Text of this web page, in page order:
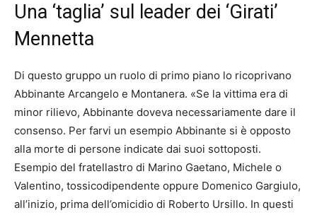
Una ‘taglia’ sul leader dei ‘Girati’
Mennetta
Di questo gruppo un ruolo di primo piano lo ricoprivano
Abbinante Arcangelo e Montanera. «Se la vittima era di
minor rilievo, Abbinante doveva necessariamente dare il
consenso. Per farvi un esempio Abbinante si è opposto
alla morte di persone indicate dai suoi sottoposti.
Esempio del fratellastro di Marino Gaetano, Michele o
Valentino, tossicodipendente oppure Domenico Gargiulo,
all’inizio, prima dell’omicidio di Roberto Ursillo. In questi